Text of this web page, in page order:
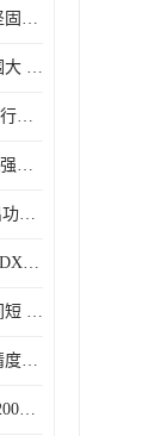
便携式水质重金属检测仪
欧盟Rohs重金属测试仪 坚固耐用 测试结果清晰显示
全谱直读光谱仪 测量范围大 抗干扰性能好
能量色散X荧光光谱仪 运行稳定性高 方便样品的测量
rohs六项检测仪厂家 功能强大 可直接分析
ICP光谱仪 节约时间 输出功率稳定
汽车零部件镀层分析仪 EDX600PLUS 自动谱线识别
三元电池分析仪 测试时间短 体积小 方便便携
石灰石元素测试仪 测量精度高 测量方便 快捷
电镀液成分分析仪 EDX 2000A 测量 穿透力强